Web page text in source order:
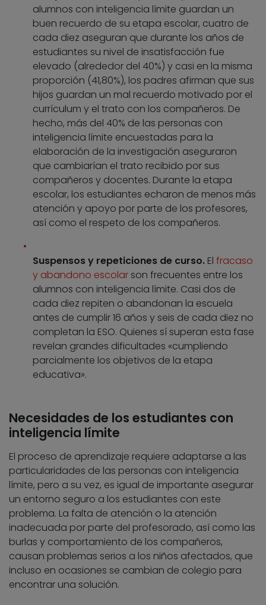
alumnos con inteligencia límite guardan un
buen recuerdo de su etapa escolar, cuatro de
cada diez aseguran que durante los años de
estudiantes su nivel de insatisfacción fue
elevado (alrededor del 40%) y casi en la misma
proporción (41,80%), los padres afirman que sus
hijos guardan un mal recuerdo motivado por el
currículum y el trato con los compañeros. De
hecho, más del 40% de las personas con
inteligencia límite encuestadas para la
elaboración de la investigación aseguraron
que cambiarían el trato recibido por sus
compañeros y docentes. Durante la etapa
escolar, los estudiantes echaron de menos más
atención y apoyo por parte de los profesores,
así como el respeto de los compañeros.
Suspensos y repeticiones de curso. El fracaso
y abandono escolar son frecuentes entre los
alumnos con inteligencia límite. Casi dos de
cada diez repiten o abandonan la escuela
antes de cumplir 16 años y seis de cada diez no
completan la ESO. Quienes sí superan esta fase
revelan grandes dificultades «cumpliendo
parcialmente los objetivos de la etapa
educativa».
Necesidades de los estudiantes con
inteligencia límite
El proceso de aprendizaje requiere adaptarse a las
particularidades de las personas con inteligencia
límite, pero a su vez, es igual de importante asegurar
un entorno seguro a los estudiantes con este
problema. La falta de atención o la atención
inadecuada por parte del profesorado, así como las
burlas y comportamiento de los compañeros,
causan problemas serios a los niños afectados, que
incluso en ocasiones se cambian de colegio para
encontrar una solución.